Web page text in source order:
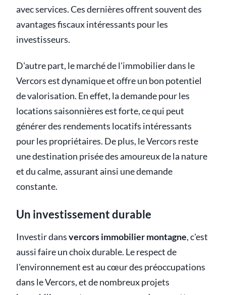
avec services. Ces dernières offrent souvent des
avantages fiscaux intéressants pour les
investisseurs.
D'autre part, le marché de l'immobilier dans le
Vercors est dynamique et offre un bon potentiel
de valorisation. En effet, la demande pour les
locations saisonnières est forte, ce qui peut
générer des rendements locatifs intéressants
pour les propriétaires. De plus, le Vercors reste
une destination prisée des amoureux de la nature
et du calme, assurant ainsi une demande
constante.
Un investissement durable
Investir dansvercors immobilier montagne, c'est
aussi faire un choix durable. Le respect de
l'environnement est au cœur des préoccupations
dans le Vercors, et de nombreux projets